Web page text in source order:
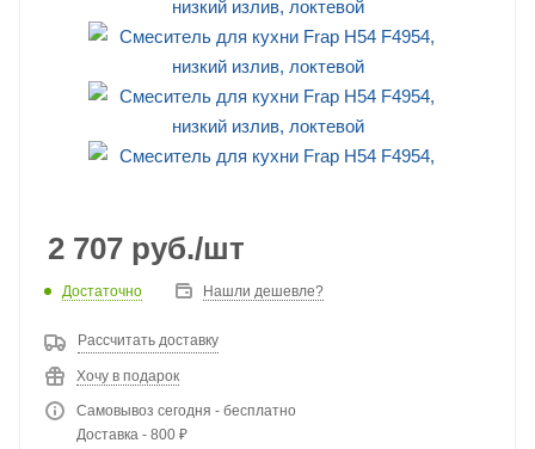
2 707 руб./шт
Достаточно Нашли дешевле?
Рассчитать доставку
Хочу в подарок
Самовывоз сегодня - бесплатно
Доставка - 800 ₽